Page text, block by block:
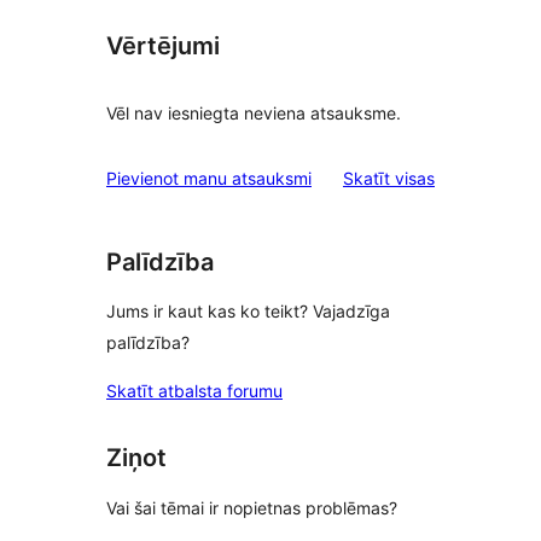
Vērtējumi
Vēl nav iesniegta neviena atsauksme.
Pievienot manu atsauksmi Skatīt visasatsauksmes
Palīdzība
Jums ir kaut kas ko teikt? Vajadzīga
palīdzība?
Skatīt atbalsta forumu
Ziņot
Vai šai tēmai ir nopietnas problēmas?